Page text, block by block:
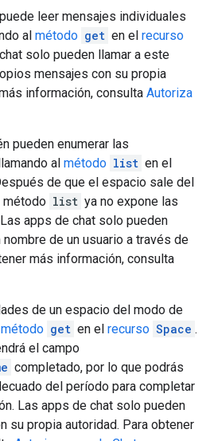
leer mensajes individuales
al método get en el recurso
solo pueden llamar a este
mensajes con su propia
información, consulta Autoriza
pueden enumerar las
al método list en el
de que el espacio sale del
método list ya no expone las
apps de chat solo pueden
de un usuario a través de
más información, consulta
de un espacio del modo de
método get en el recurso Space .
el campo
completado, por lo que podrás
del período para completar
Las apps de chat solo pueden
su propia autoridad. Para obtener